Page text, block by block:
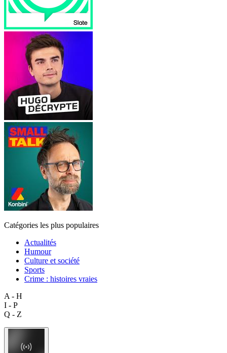
Catégories les plus populaires
Actualités
Humour
Culture et société
Sports
Crime : histoires vraies
A - H
I - P
Q - Z